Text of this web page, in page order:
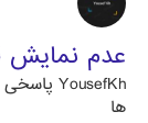
عدم نمایش
YousefKh پاسخی
ها